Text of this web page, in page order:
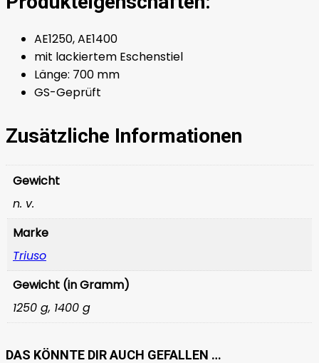
AE1250, AE1400
mit lackiertem Eschenstiel
Länge: 700 mm
GS-Geprüft
Zusätzliche Informationen
Gewicht
n. v.
Marke
Triuso
Gewicht (in Gramm)
1250 g, 1400 g
DAS KÖNNTE DIR AUCH GEFALLEN …